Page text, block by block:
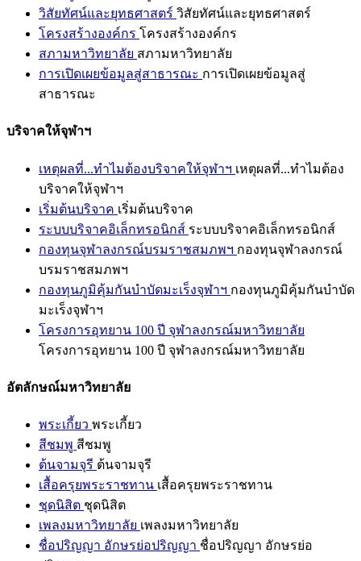
วิสัยทัศน์และยุทธศาสตร์ วิสัยทัศน์และยุทธศาสตร์
โครงสร้างองค์กร โครงสร้างองค์กร
สภามหาวิทยาลัย สภามหาวิทยาลัย
การเปิดเผยข้อมูลสู่สาธารณะ การเปิดเผยข้อมูลสู่
สาธารณะ
บริจาคให้จุฬาฯ
เหตุผลที่...ทำไมต้องบริจาคให้จุฬาฯ เหตุผลที่...ทำไมต้อง
บริจาคให้จุฬาฯ
เริ่มต้นบริจาค เริ่มต้นบริจาค
ระบบบริจาคอิเล็กทรอนิกส์ ระบบบริจาคอิเล็กทรอนิกส์
กองทุนจุฬาลงกรณ์บรมราชสมภพฯ กองทุนจุฬาลงกรณ์
บรมราชสมภพฯ
กองทุนภูมิคุ้มกันบำบัดมะเร็งจุฬาฯ กองทุนภูมิคุ้มกันบำบัด
มะเร็งจุฬาฯ
โครงการอุทยาน 100 ปี จุฬาลงกรณ์มหาวิทยาลัย
โครงการอุทยาน 100 ปี จุฬาลงกรณ์มหาวิทยาลัย
อัตลักษณ์มหาวิทยาลัย
พระเกี้ยว พระเกี้ยว
สีชมพู สีชมพู
ต้นจามจุรี ต้นจามจุรี
เสื้อครุยพระราชทาน เสื้อครุยพระราชทาน
ชุดนิสิต ชุดนิสิต
เพลงมหาวิทยาลัย เพลงมหาวิทยาลัย
ชื่อปริญญา อักษรย่อปริญญา ชื่อปริญญา อักษรย่อ